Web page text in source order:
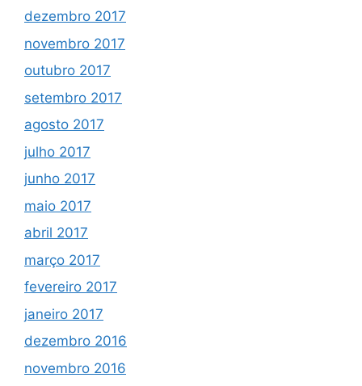
dezembro 2017
novembro 2017
outubro 2017
setembro 2017
agosto 2017
julho 2017
junho 2017
maio 2017
abril 2017
março 2017
fevereiro 2017
janeiro 2017
dezembro 2016
novembro 2016